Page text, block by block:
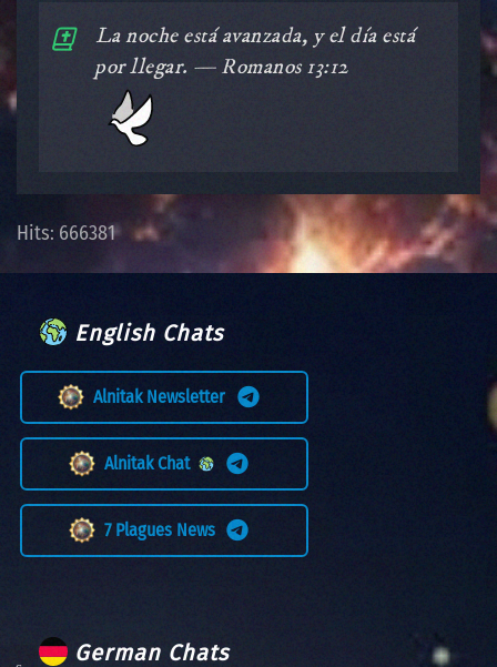
️La noche está avanzada, y el día está
por llegar. — Romanos 13:12
Hits: 666381
English Chats
Alnitak Newsletter
Alnitak Chat
7 Plagues News
German Chats